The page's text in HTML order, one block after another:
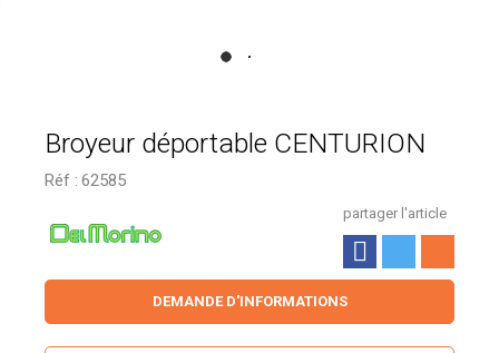
Broyeur déportable CENTURION
Réf : 62585
partager l'article
DEMANDE D'INFORMATIONS